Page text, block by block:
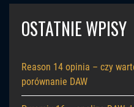
OSTATNIE WPISY
Reason 14 opinia – czy
porównanie DAW